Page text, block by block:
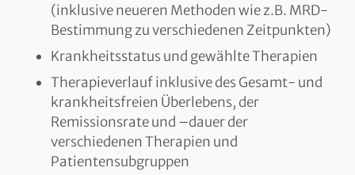
(inklusive neueren Methoden wie z.B. MRD-
Bestimmung zu verschiedenen Zeitpunkten)
Krankheitsstatus und gewählte Therapien
Therapieverlauf inklusive des Gesamt- und
krankheitsfreien Überlebens, der
Remissionsrate und –dauer der
verschiedenen Therapien und
Patientensubgruppen